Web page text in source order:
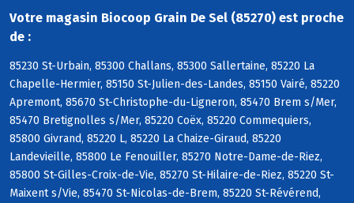
Votre magasin Biocoop Grain De Sel (85270) est proche
de :
85230 St-Urbain, 85300 Challans, 85300 Sallertaine, 85220 La
Chapelle-Hermier, 85150 St-Julien-des-Landes, 85150 Vairé, 85220
Apremont, 85670 St-Christophe-du-Ligneron, 85470 Brem s/Mer,
85470 Bretignolles s/Mer, 85220 Coëx, 85220 Commequiers,
85800 Givrand, 85220 L, 85220 La Chaize-Giraud, 85220
Landevieille, 85800 Le Fenouiller, 85270 Notre-Dame-de-Riez,
85800 St-Gilles-Croix-de-Vie, 85270 St-Hilaire-de-Riez, 85220 St-
Maixent s/Vie, 85470 St-Nicolas-de-Brem, 85220 St-Révérend,